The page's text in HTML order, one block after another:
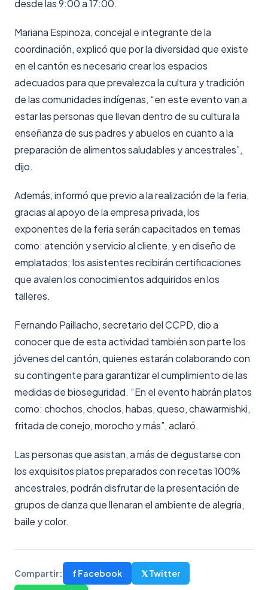
desde las 9:00 a 17:00.
Mariana Espinoza, concejal e integrante de la
coordinación, explicó que por la diversidad que existe
en el cantón es necesario crear los espacios
adecuados para que prevalezca la cultura y tradición
de las comunidades indígenas, “en este evento van a
estar las personas que llevan dentro de su cultura la
enseñanza de sus padres y abuelos en cuanto a la
preparación de alimentos saludables y ancestrales”,
dijo.
Además, informó que previo a la realización de la feria,
gracias al apoyo de la empresa privada, los
exponentes de la feria serán capacitados en temas
como: atención y servicio al cliente, y en diseño de
emplatados; los asistentes recibirán certificaciones
que avalen los conocimientos adquiridos en los
talleres.
Fernando Paillacho, secretario del CCPD, dio a
conocer que de esta actividad también son parte los
jóvenes del cantón, quienes estarán colaborando con
su contingente para garantizar el cumplimiento de las
medidas de bioseguridad. “En el evento habrán platos
como: chochos, choclos, habas, queso, chawarmishki,
fritada de conejo, morocho y más”, aclaró.
Las personas que asistan, a más de degustarse con
los exquisitos platos preparados con recetas 100%
ancestrales, podrán disfrutar de la presentación de
grupos de danza que llenaran el ambiente de alegría,
baile y color.
Compartir: f Facebook 𝕏 Twitter